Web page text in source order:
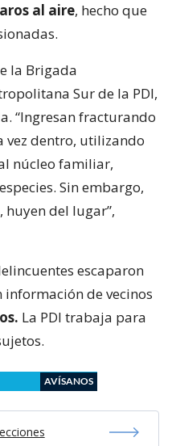
al aire, hecho que
la Brigada
Sur de la PDI,
“Ingresan fracturando
vez dentro, utilizando
núcleo familiar,
Sin embargo,
del lugar”,
escaparon
información de vecinos
La PDI trabaja para
AVÍSANOS